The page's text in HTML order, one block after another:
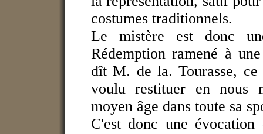
costumes traditionnels.
Le mistère est donc
Rédemption ramené à
dît M. de la. Tourasse,
voulu restituer en nous
moyen âge dans toute sa
C'est donc une